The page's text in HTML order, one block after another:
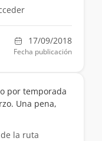
17/09/2018
Fecha publicación
por temporada
Una pena,
la ruta